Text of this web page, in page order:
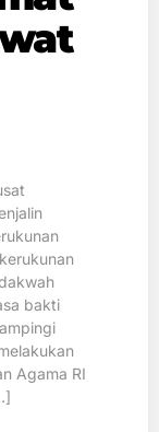
bakti
Agama RI